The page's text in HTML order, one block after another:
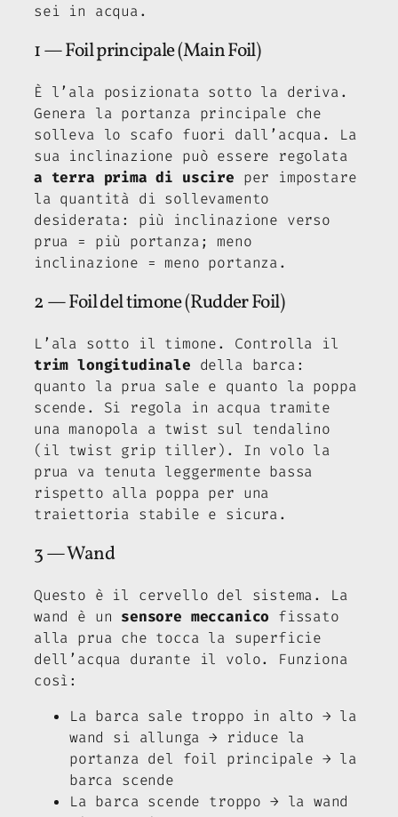
sei in acqua.
1 — Foil principale (Main Foil)
È l’ala posizionata sotto la deriva.
Genera la portanza principale che
solleva lo scafo fuori dall’acqua. La
sua inclinazione può essere regolata
a terra prima di uscire per impostare
la quantità di sollevamento
desiderata: più inclinazione verso
prua = più portanza; meno
inclinazione = meno portanza.
2 — Foil del timone (Rudder Foil)
L’ala sotto il timone. Controlla il
trim longitudinale della barca:
quanto la prua sale e quanto la poppa
scende. Si regola in acqua tramite
una manopola a twist sul tendalino
(il twist grip tiller). In volo la
prua va tenuta leggermente bassa
rispetto alla poppa per una
traiettoria stabile e sicura.
3 — Wand
Questo è il cervello del sistema. La
wand è un sensore meccanico fissato
alla prua che tocca la superficie
dell’acqua durante il volo. Funziona
così:
La barca sale troppo in alto → la
wand si allunga → riduce la
portanza del foil principale → la
barca scende
La barca scende troppo → la wand